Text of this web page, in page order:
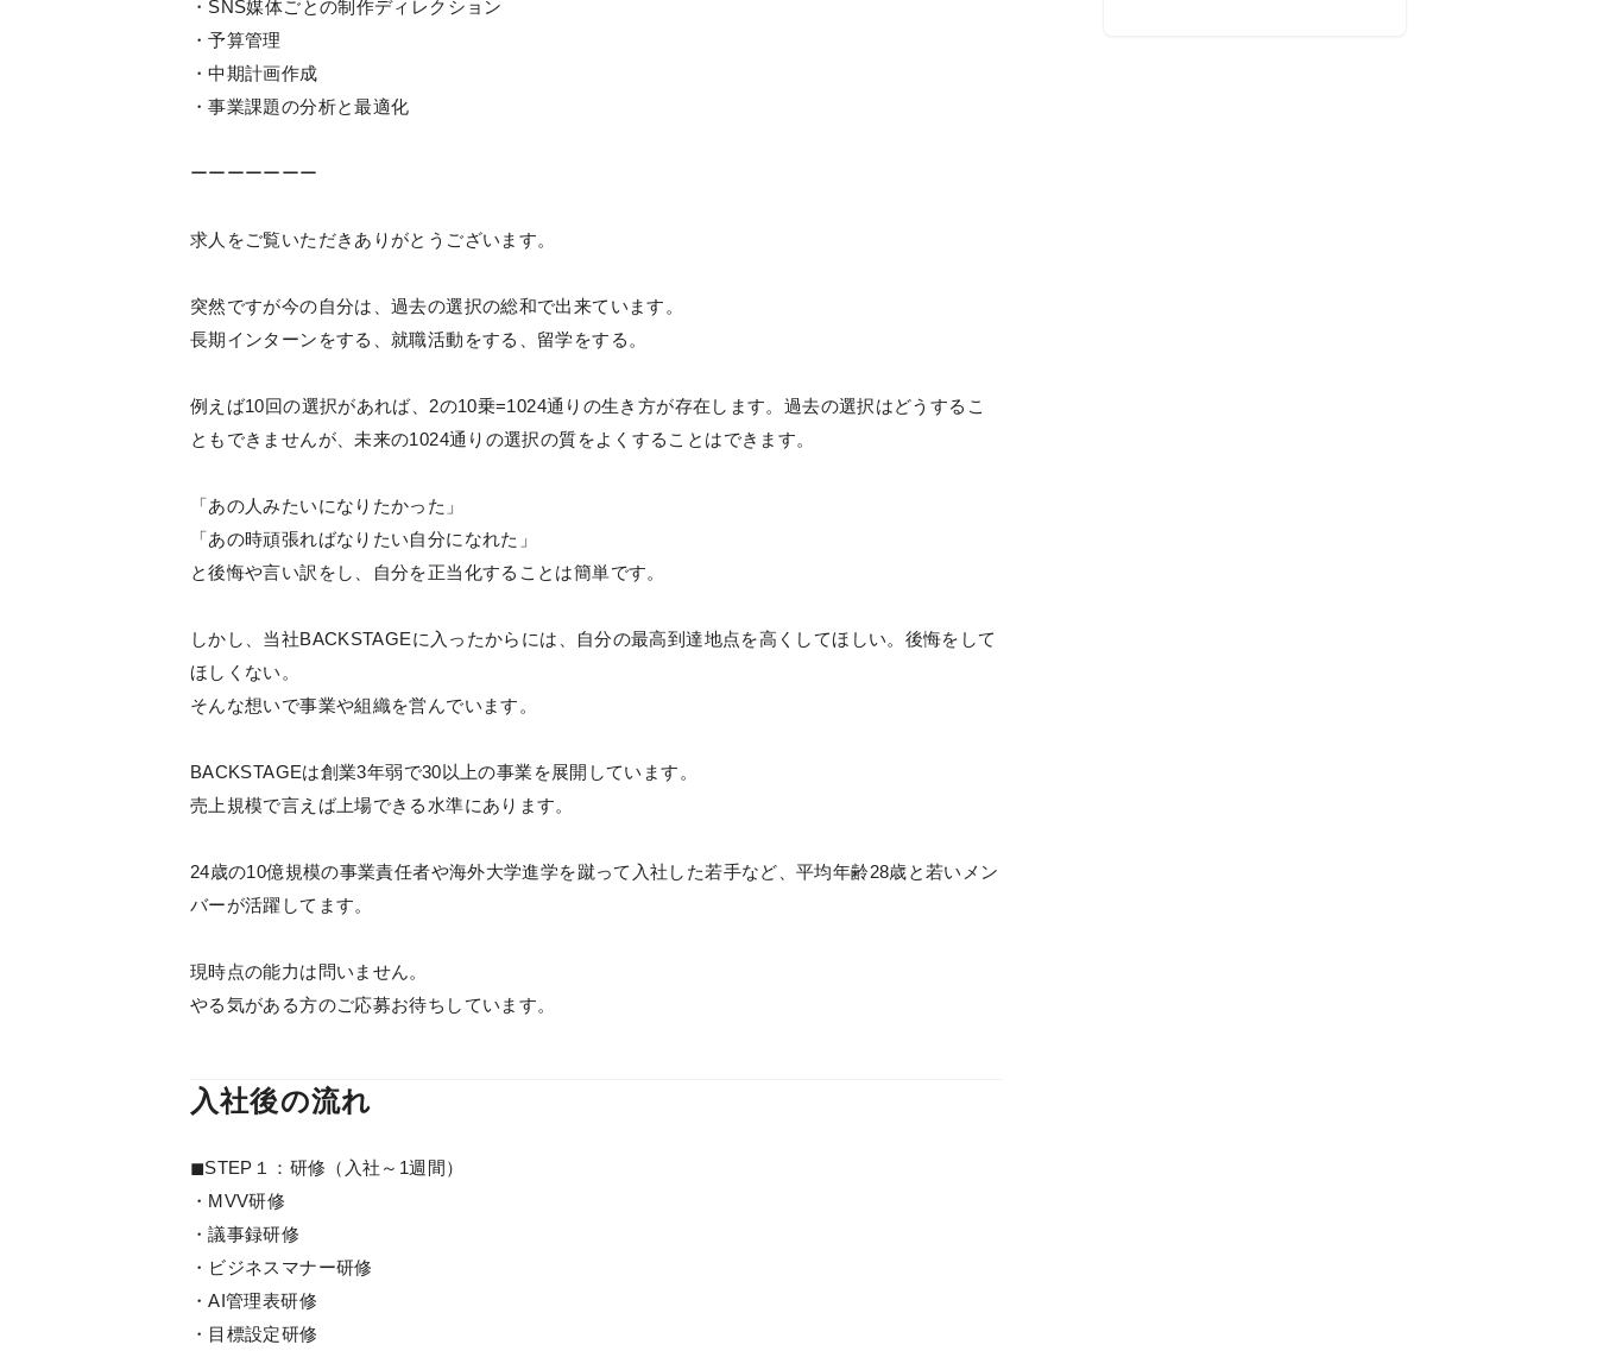
・SNS媒体ごとの制作ディレクション
・予算管理
・中期計画作成
・事業課題の分析と最適化
ーーーーーーー
求人をご覧いただきありがとうございます。
突然ですが今の自分は、過去の選択の総和で出来ています。
長期インターンをする、就職活動をする、留学をする。
例えば10回の選択があれば、2の10乗=1024通りの生き方が存在します。過去の選択はどうするこ
ともできませんが、未来の1024通りの選択の質をよくすることはできます。
「あの人みたいになりたかった」
「あの時頑張ればなりたい自分になれた」
と後悔や言い訳をし、自分を正当化することは簡単です。
しかし、当社BACKSTAGEに入ったからには、自分の最高到達地点を高くしてほしい。後悔をして
ほしくない。
そんな想いで事業や組織を営んでいます。
BACKSTAGEは創業3年弱で30以上の事業を展開しています。
売上規模で言えば上場できる水準にあります。
24歳の10億規模の事業責任者や海外大学進学を蹴って入社した若手など、平均年齢28歳と若いメン
バーが活躍してます。
現時点の能力は問いません。
やる気がある方のご応募お待ちしています。
入社後の流れ
◼︎STEP１：研修（入社～1週間）
・MVV研修
・議事録研修
・ビジネスマナー研修
・AI管理表研修
・目標設定研修